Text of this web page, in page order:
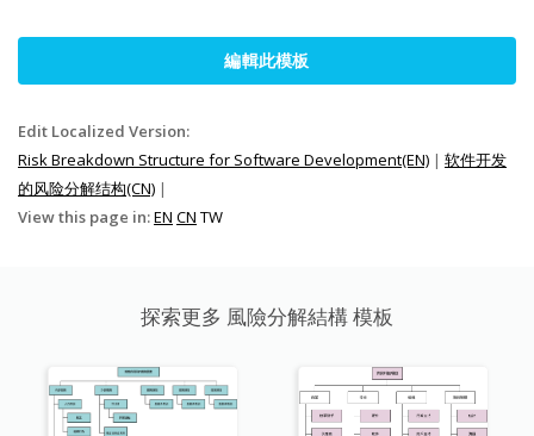
編輯此模板
Edit Localized Version:
Risk Breakdown Structure for Software Development(EN) | 软件开发
的风险分解结构(CN) |
View this page in:EN CN TW
探索更多 風險分解結構 模板